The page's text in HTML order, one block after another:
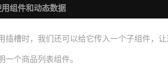
组件和动态数据
插槽时，我们还可以给它传入一个子组件，让
一个商品列表组件。